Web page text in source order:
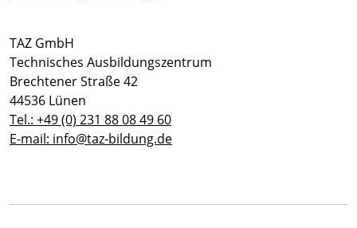
TAZ GmbH
Technisches Ausbildungszentrum
Brechtener Straße 42
44536 Lünen
Tel.: +49 (0) 231 88 08 49 60
E-mail: info@taz-bildung.de